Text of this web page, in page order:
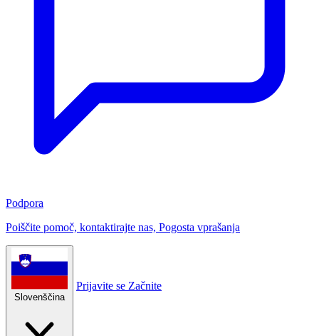
Podpora
Poiščite pomoč, kontaktirajte nas, Pogosta vprašanja
Slovenščina
Prijavite se Začnite